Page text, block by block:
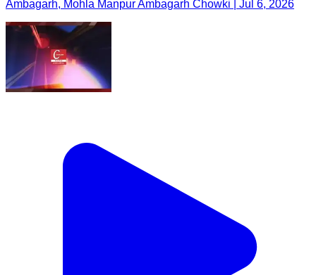
Ambagarh, Mohla Manpur Ambagarh Chowki | Jul 6, 2026